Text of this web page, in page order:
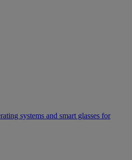
systems and smart glasses for